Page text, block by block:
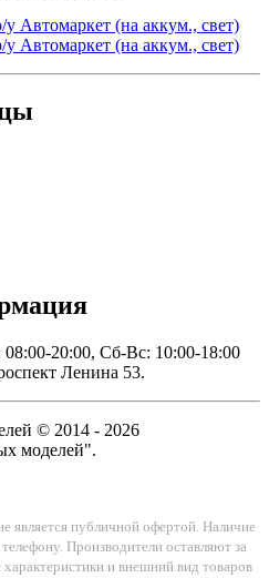
Автомаркет (на аккум., свет)
Автомаркет (на аккум., свет)
20:00, Сб-Вс: 10:00-18:00
Ленина 53.
© 2014 - 2026
моделей".
публичной офертой. Наличие
Производители оставляют за
и внешний вид товаров